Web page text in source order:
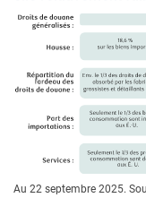
Au 22 septembre 2025.